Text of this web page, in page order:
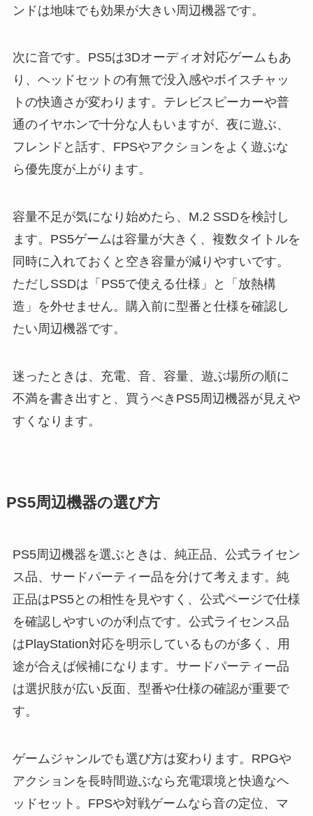
ンドは地味でも効果が大きい周辺機器です。
次に音です。PS5は3Dオーディオ対応ゲームもあ
り、ヘッドセットの有無で没入感やボイスチャッ
トの快適さが変わります。テレビスピーカーや普
通のイヤホンで十分な人もいますが、夜に遊ぶ、
フレンドと話す、FPSやアクションをよく遊ぶな
ら優先度が上がります。
容量不足が気になり始めたら、M.2 SSDを検討し
ます。PS5ゲームは容量が大きく、複数タイトルを
同時に入れておくと空き容量が減りやすいです。
ただしSSDは「PS5で使える仕様」と「放熱構
造」を外せません。購入前に型番と仕様を確認し
たい周辺機器です。
迷ったときは、充電、音、容量、遊ぶ場所の順に
不満を書き出すと、買うべきPS5周辺機器が見えや
すくなります。
PS5周辺機器の選び方
PS5周辺機器を選ぶときは、純正品、公式ライセン
ス品、サードパーティー品を分けて考えます。純
正品はPS5との相性を見やすく、公式ページで仕様
を確認しやすいのが利点です。公式ライセンス品
はPlayStation対応を明示しているものが多く、用
途が合えば候補になります。サードパーティー品
は選択肢が広い反面、型番や仕様の確認が重要で
す。
ゲームジャンルでも選び方は変わります。RPGや
アクションを長時間遊ぶなら充電環境と快適なヘ
ッドセット。FPSや対戦ゲームなら音の定位、マ